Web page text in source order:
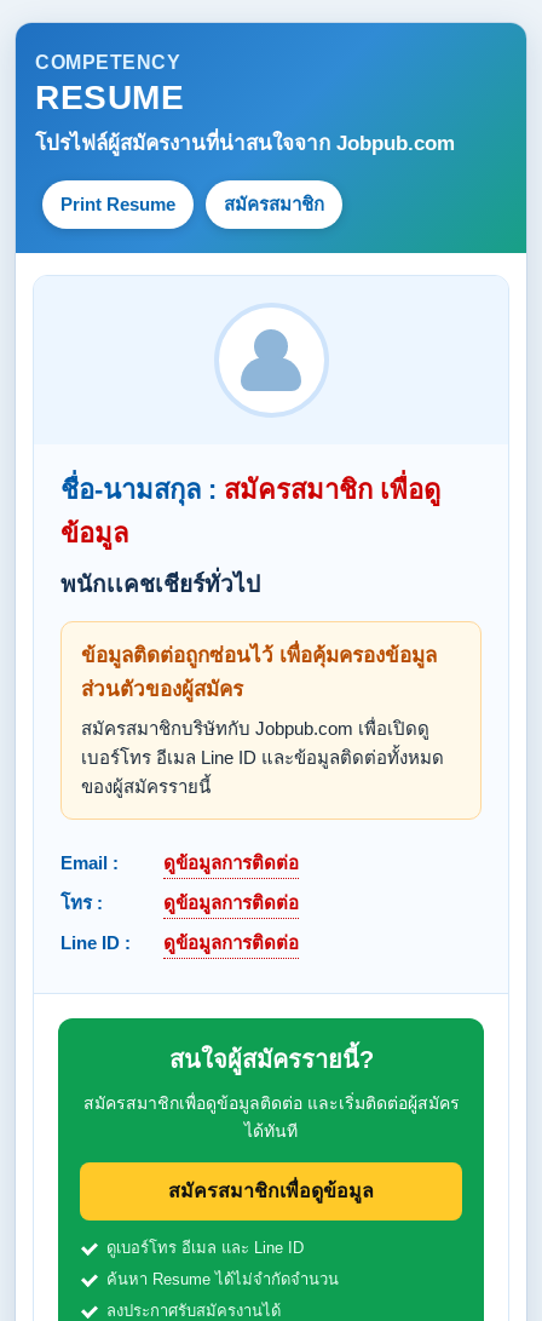
COMPETENCY
RESUME
โปรไฟล์ผู้สมัครงานที่น่าสนใจจาก Jobpub.com
Print Resume สมัครสมาชิก
ชื่อ-นามสกุล : สมัครสมาชิก เพื่อดู
ข้อมูล
พนักเเคชเชียร์ทั่วไป
ข้อมูลติดต่อถูกซ่อนไว้ เพื่อคุ้มครองข้อมูล
ส่วนตัวของผู้สมัคร
สมัครสมาชิกบริษัทกับ Jobpub.com เพื่อเปิดดู
เบอร์โทร อีเมล Line ID และข้อมูลติดต่อทั้งหมด
ของผู้สมัครรายนี้
Email :
ดูข้อมูลการติดต่อ
โทร :
ดูข้อมูลการติดต่อ
Line ID :
ดูข้อมูลการติดต่อ
สนใจผู้สมัครรายนี้?
สมัครสมาชิกเพื่อดูข้อมูลติดต่อ และเริ่มติดต่อผู้สมัคร
ได้ทันที
สมัครสมาชิกเพื่อดูข้อมูล
ดูเบอร์โทร อีเมล และ Line ID
ค้นหา Resume ได้ไม่จำกัดจำนวน
ลงประกาศรับสมัครงานได้